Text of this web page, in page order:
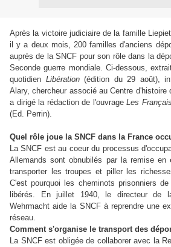
Après la victoire judiciaire de la famille
il y a deux mois, 200 familles d'anciens
auprès de la SNCF pour son rôle dans la
Seconde guerre mondiale. Ci-dessous,
quotidien Libération (édition du 29 août),
Alary, chercheur associé au Centre d'histoire
a dirigé la rédaction de l'ouvrage Les
(Ed. Perrin).
Quel rôle joue la SNCF dans la France
La SNCF est au coeur du processus
Allemands sont obnubilés par la remise en
transporter les troupes et piller les
C'est pourquoi les cheminots prisonniers
libérés. En juillet 1940, le directeur de
Wehrmacht aide la SNCF à reprendre une
réseau.
Comment s'organise le transport des
La SNCF est obligée de collaborer avec la